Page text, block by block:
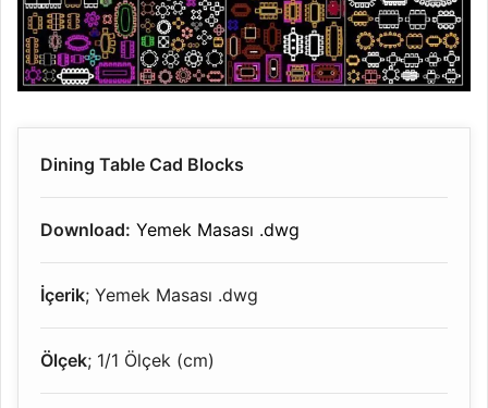
Dining Table Cad Blocks
Download: Yemek Masası .dwg
İçerik; Yemek Masası .dwg
Ölçek; 1/1 Ölçek (cm)